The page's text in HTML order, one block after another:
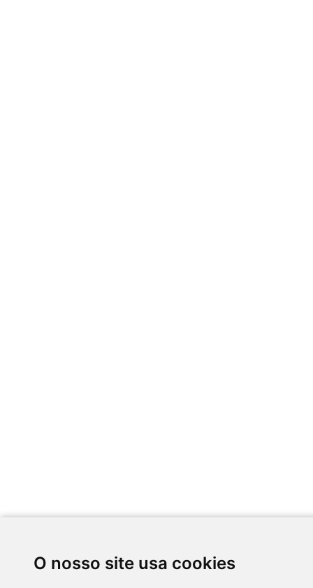
O nosso site usa cookies